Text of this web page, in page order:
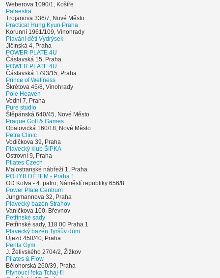
Weberova 1090/1, Košíře
Palaestra
Trojanova 336/7, Nové Město
Practical Hung Kyun Praha
Korunní 1961/109, Vinohrady
Plavání dětí Vydrýsek
Jičínská 4, Praha
POWER PLATE 4U
Čáslavská 15, Praha
POWER PLATE 4U
Čáslavská 1793/15, Praha
Prince of Wellness
Škrétova 45/8, Vinohrady
Pole Heaven
Vodní 7, Praha
Pure studio
Štěpánská 640/45, Nové Město
Prague Golf & Games
Opatovická 160/18, Nové Město
Petra Clinic
Vodičkova 39, Praha
Plavecký klub ŠIPKA
Ostrovní 9, Praha
Pilates Czech
Malostranské nábřeží 1, Praha
POHYB DĚTEM - Praha 1
OD Kotva - 4. patro, Náměstí republiky 656/8
Power Plate Centrum
Jungmannova 32, Praha
Plavecký bazén Strahov
Vaníčkova 100, Břevnov
Petřínské sady
Petřínské sady, 118 00 Praha 1
Plavecký bazén Tyršův dům
Újezd 450/40, Praha
Penta Gym
J. Želivského 2704/2, Žižkov
Pilates & Flow
Bělohorská 260/39, Praha
Plynoucí řeka Tchaj-ťi